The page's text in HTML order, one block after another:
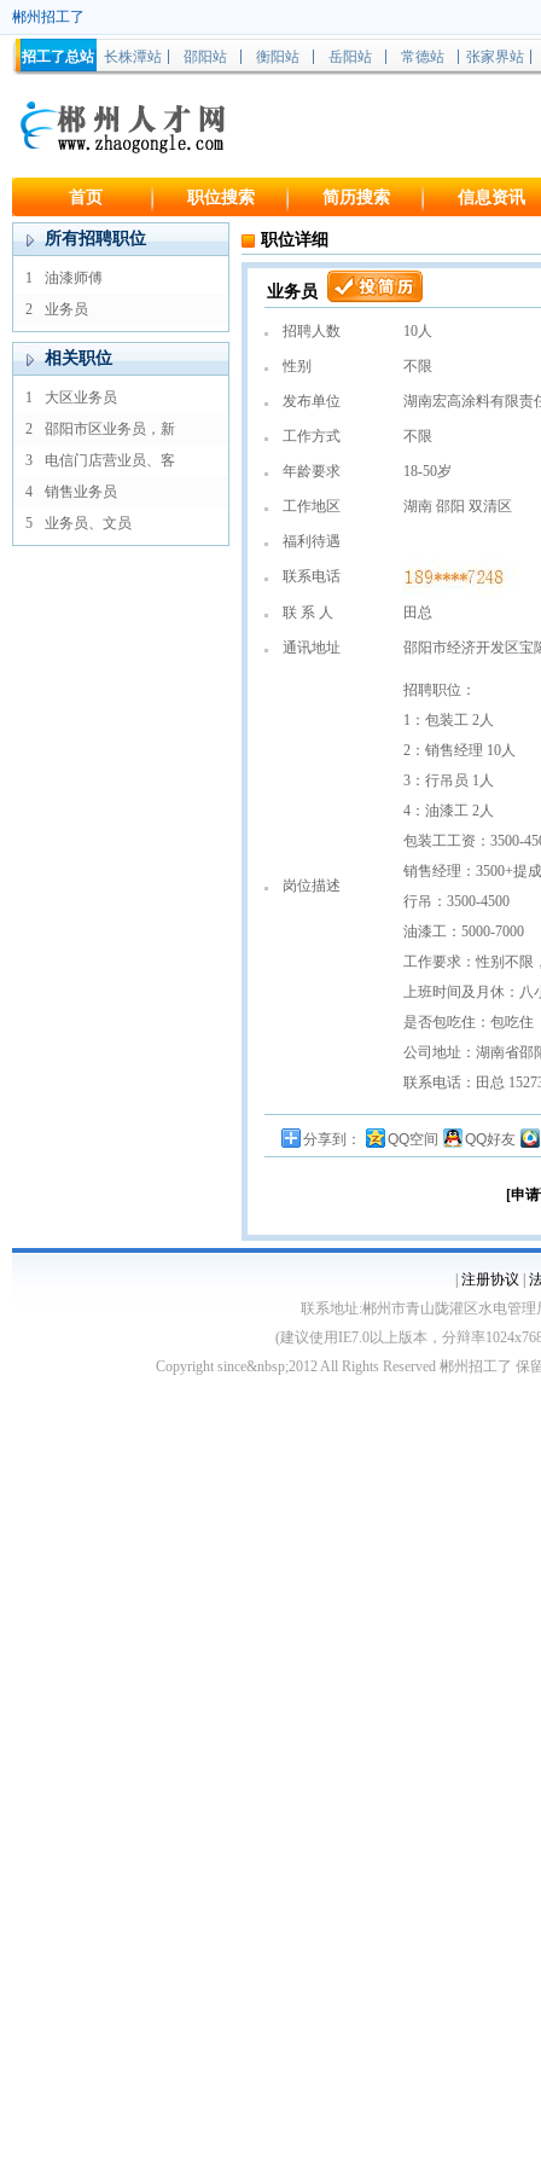
郴州招工了
招工了总站 长株潭站 邵阳站 衡阳站 岳阳站 常德站 张家界站
首页 职位搜索 简历搜索 信息资讯
所有招聘职位
1
油漆师傅
2
业务员
相关职位
1
大区业务员
2
邵阳市区业务员，新
3
电信门店营业员、客
4
销售业务员
5
业务员、文员
职位详细
业务员
招聘人数 10人
性别 不限
发布单位 湖南宏高涂料有限责
工作方式 不限
年龄要求 18-50岁
工作地区 湖南 邵阳 双清区
福利待遇
联系电话
联 系 人 田总
通讯地址 邵阳市经济开发区宝
岗位描述
招聘职位：
1：包装工 2人
2：销售经理 10人
3：行吊员 1人
4：油漆工 2人
包装工工资：3500-
销售经理：3500+提成
行吊：3500-4500
油漆工：5000-7000
工作要求：性别不限
上班时间及月休：八
是否包吃住：包吃住
公司地址：湖南省邵
联系电话：田总
分享到： QQ空间 QQ好友
[申
注册协议
联系地址:郴州市青山陇灌区水电管理
(建议使用IE7.0以上版本，分辩率
Copyright since&nbsp;2012 All Rights Reserved 郴州招工了